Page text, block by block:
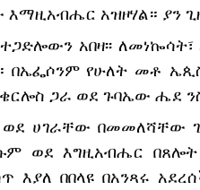
አዝዞሃል። ያን
አበዛ፡፡
የሁለት መቶ
ጋራ ወደ ጉባኤው ሔደ
ወደ ሀገራቸው በመመለሻቸው
ወደ እግዚአብሔር
እያለ በበላዩ በአንጻሩ